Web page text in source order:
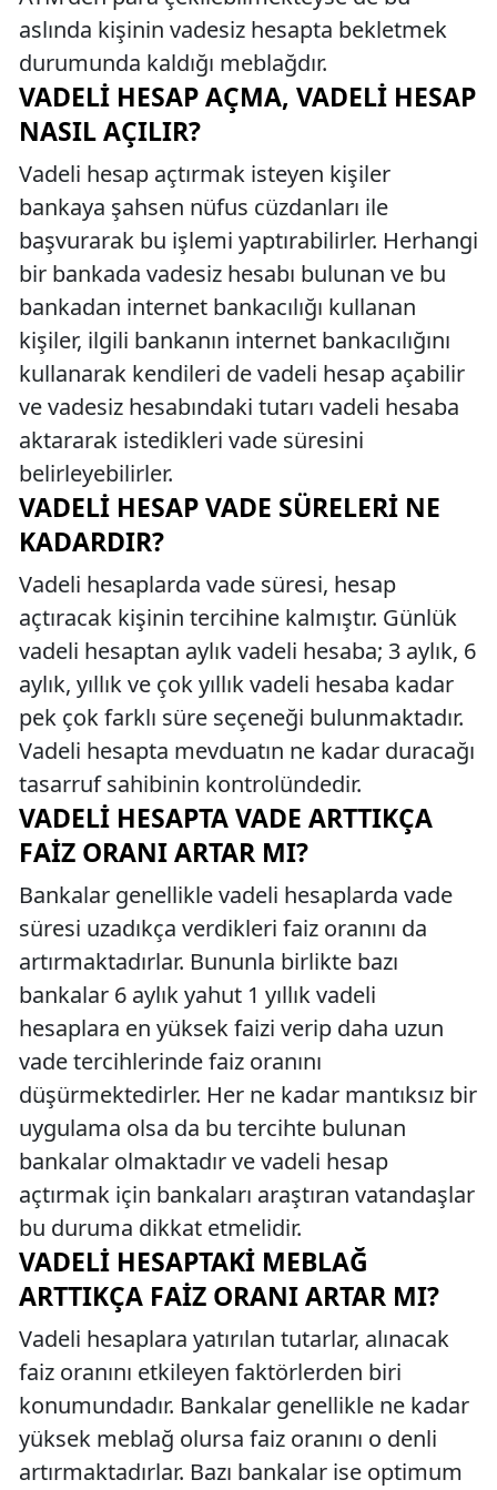
aslında kişinin vadesiz hesapta bekletmek
durumunda kaldığı meblağdır.
VADELI HESAP AÇMA, VADELI HESAP
NASIL AÇILIR?
Vadeli hesap açtırmak isteyen kişiler
bankaya şahsen nüfus cüzdanları ile
başvurarak bu işlemi yaptırabilirler. Herhangi
bir bankada vadesiz hesabı bulunan ve bu
bankadan internet bankacılığı kullanan
kişiler, ilgili bankanın internet bankacılığını
kullanarak kendileri de vadeli hesap açabilir
ve vadesiz hesabındaki tutarı vadeli hesaba
aktararak istedikleri vade süresini
belirleyebilirler.
VADELI HESAP VADE SÜRELERI NE
KADARDIR?
Vadeli hesaplarda vade süresi, hesap
açtıracak kişinin tercihine kalmıştır. Günlük
vadeli hesaptan aylık vadeli hesaba; 3 aylık, 6
aylık, yıllık ve çok yıllık vadeli hesaba kadar
pek çok farklı süre seçeneği bulunmaktadır.
Vadeli hesapta mevduatın ne kadar duracağı
tasarruf sahibinin kontrolündedir.
VADELI HESAPTA VADE ARTTIKÇA
FAIZ ORANI ARTAR MI?
Bankalar genellikle vadeli hesaplarda vade
süresi uzadıkça verdikleri faiz oranını da
artırmaktadırlar. Bununla birlikte bazı
bankalar 6 aylık yahut 1 yıllık vadeli
hesaplara en yüksek faizi verip daha uzun
vade tercihlerinde faiz oranını
düşürmektedirler. Her ne kadar mantıksız bir
uygulama olsa da bu tercihte bulunan
bankalar olmaktadır ve vadeli hesap
açtırmak için bankaları araştıran vatandaşlar
bu duruma dikkat etmelidir.
VADELI HESAPTAKI MEBLAĞ
ARTTIKÇA FAIZ ORANI ARTAR MI?
Vadeli hesaplara yatırılan tutarlar, alınacak
faiz oranını etkileyen faktörlerden biri
konumundadır. Bankalar genellikle ne kadar
yüksek meblağ olursa faiz oranını o denli
artırmaktadırlar. Bazı bankalar ise optimum